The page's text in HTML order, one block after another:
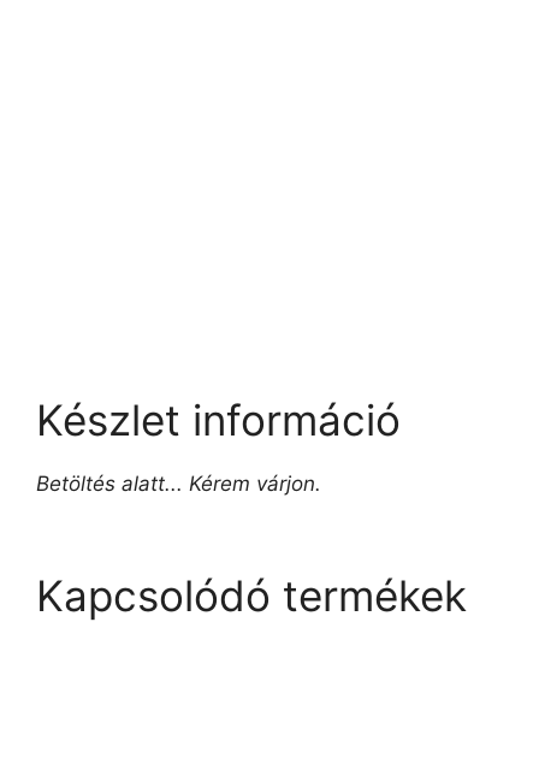
Készlet információ
Betöltés alatt... Kérem várjon.
Kapcsolódó termékek